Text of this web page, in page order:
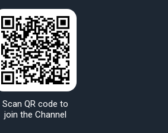
Scan QR code to
join the Channel